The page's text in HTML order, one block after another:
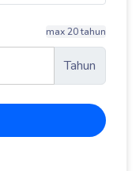
max 20 tahun
Tahun